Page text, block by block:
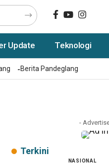
Update Teknologi
Berita Pandeglang
-
Terkini
NASIONAL